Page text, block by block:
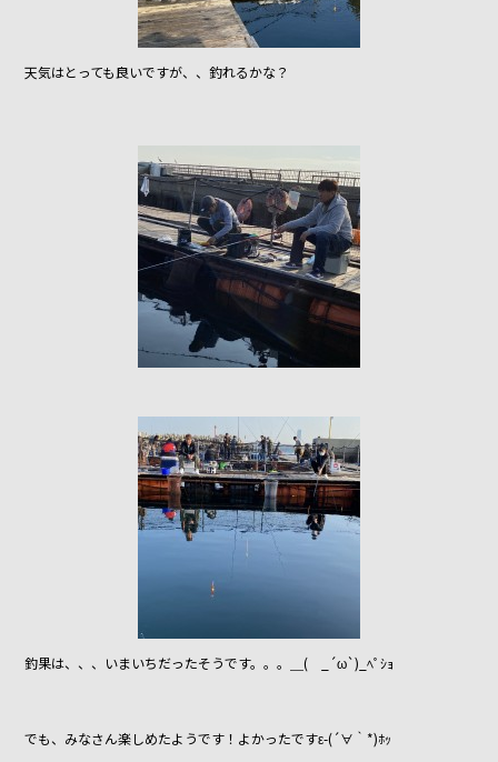
天気はとっても良いですが、、釣れるかな？
釣果は、、、いまいちだったそうです。。。＿( _´ω`)_ﾍﾟｼｮ
でも、みなさん楽しめたようです！よかったですε-(´∀｀*)ﾎｯ